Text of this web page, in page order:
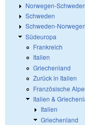
Norwegen-Schweden
Schweden
Schweden-Norwegen
Südeuropa
Frankreich
Italien
Griechenland
Zurück in Italien
Französische
Italien &
Italien
Griechenland